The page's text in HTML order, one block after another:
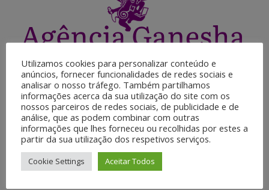
AUTONOMIA DIGITAL
◉ Consultoria de Web Social Aberta.
◉ Criação e gestão de comunidades.
◉ Plataforma para acervos digitais.
◉ SistemaS de mensageria.
◉ Sistema Nexcloud para
Utilizamos cookies para personalizar conteúdo e
anúncios, fornecer funcionalidades de redes sociais e
analisar o nosso tráfego. Também partilhamos
informações acerca da sua utilização do site com os
nossos parceiros de redes sociais, de publicidade e de
análise, que as podem combinar com outras
informações que lhes forneceu ou recolhidas por estes a
partir da sua utilização dos respetivos serviços.
Cookie Settings Aceitar Todos